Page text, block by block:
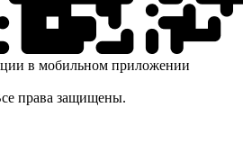
в мобильном приложении
права защищены.